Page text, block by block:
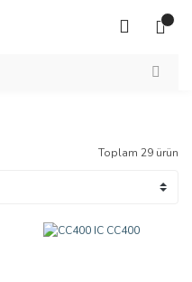
Toplam 29 ürün